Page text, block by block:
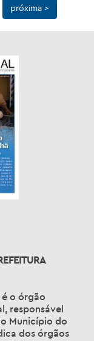
próxima >
é o órgão
responsável
Município do
dos órgãos